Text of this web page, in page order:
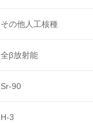
その他人工核種
全β放射能
Sr-90
H-3